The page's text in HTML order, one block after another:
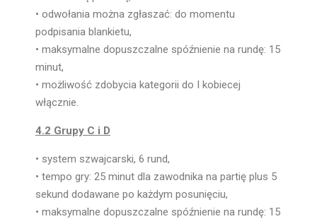
• odwołania można zgłaszać: do momentu
podpisania blankietu,
• maksymalne dopuszczalne spóźnienie na rundę: 15
minut,
• możliwość zdobycia kategorii do I kobiecej
włącznie.
4.2 Grupy C i D
• system szwajcarski, 6 rund,
• tempo gry: 25 minut dla zawodnika na partię plus 5
sekund dodawane po każdym posunięciu,
• maksymalne dopuszczalne spóźnienie na rundę: 15